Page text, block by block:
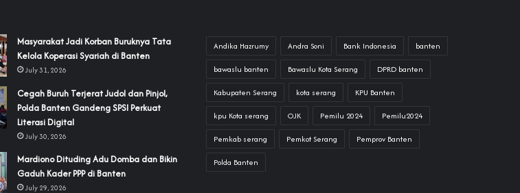
‎Masyarakat Jadi Korban Buruknya Tata
Kelola Koperasi Syariah di Banten
July 31, 2026
Cegah Buruh Terjerat Judol dan Pinjol,
Polda Banten Gandeng SPSI Perkuat
Literasi Digital
July 30, 2026
‎Mardiono Dituding Adu Domba dan Bikin
Gaduh Kader PPP di Banten
July 29, 2026
Andika Hazrumy Andra Soni Bank Indonesia banten
bawaslu banten Bawaslu Kota Serang DPRD banten
Kabupaten Serang kota serang KPU Banten
kpu Kota serang OJK Pemilu 2024 Pemilu2024
Pemkab serang Pemkot Serang Pemprov Banten
Polda Banten